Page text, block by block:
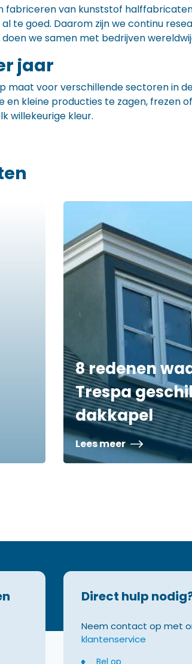
fabriceren van kunststof
te goed. Daarom zijn we continu
we samen met bedrijven
jaar
maat voor verschillende sectoren in
kleine producties te zagen, frezen
willekeurige kleur.
8 redenen
Trespa
dakkapel
Lees meer
Direct hulp
Neem contact op met
klantenservice
Bel op